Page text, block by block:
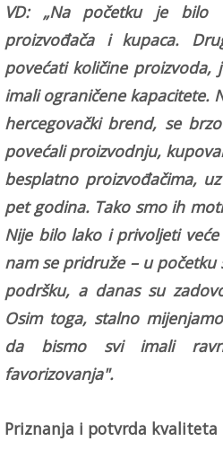
VD: „Na početku je bilo
proizvođača i kupaca.
povećati količine proizvoda,
imali ograničene kapacitete.
hercegovački brend, se
povećali proizvodnju,
besplatno proizvođačima,
pet godina. Tako smo ih
Nije bilo lako i privoljeti
nam se pridruže – u
podršku, a danas su
Osim toga, stalno
da bismo svi imali
favorizovanja".
Priznanja i potvrda kvaliteta